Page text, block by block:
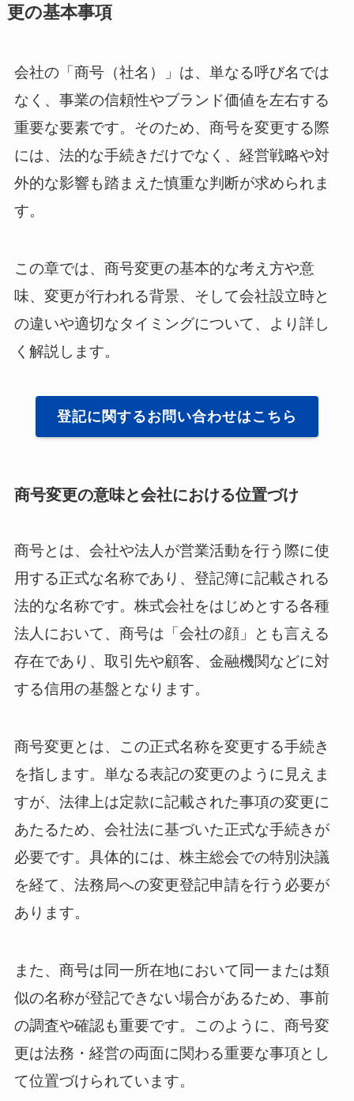
更の基本事項
会社の「商号（社名）」は、単なる呼び名では
なく、事業の信頼性やブランド価値を左右する
重要な要素です。そのため、商号を変更する際
には、法的な手続きだけでなく、経営戦略や対
外的な影響も踏まえた慎重な判断が求められま
す。
この章では、商号変更の基本的な考え方や意
味、変更が行われる背景、そして会社設立時と
の違いや適切なタイミングについて、より詳し
く解説します。
登記に関するお問い合わせはこちら
商号変更の意味と会社における位置づけ
商号とは、会社や法人が営業活動を行う際に使
用する正式な名称であり、登記簿に記載される
法的な名称です。株式会社をはじめとする各種
法人において、商号は「会社の顔」とも言える
存在であり、取引先や顧客、金融機関などに対
する信用の基盤となります。
商号変更とは、この正式名称を変更する手続き
を指します。単なる表記の変更のように見えま
すが、法律上は定款に記載された事項の変更に
あたるため、会社法に基づいた正式な手続きが
必要です。具体的には、株主総会での特別決議
を経て、法務局への変更登記申請を行う必要が
あります。
また、商号は同一所在地において同一または類
似の名称が登記できない場合があるため、事前
の調査や確認も重要です。このように、商号変
更は法務・経営の両面に関わる重要な事項とし
て位置づけられています。